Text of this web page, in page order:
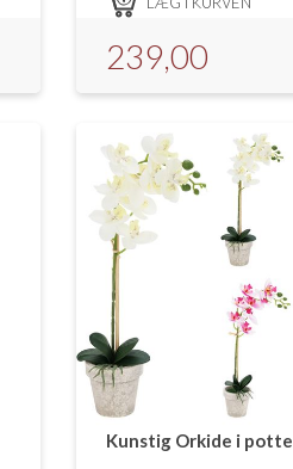
239,00
Kunstig Orkide i potte